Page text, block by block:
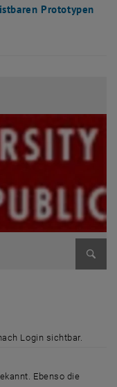
Prototypen
Login sichtbar.
Ebenso die